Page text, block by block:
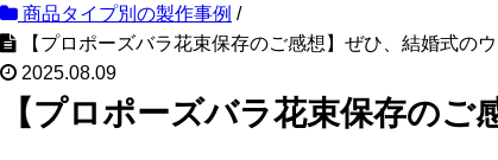
商品タイプ別の製作事例 /
【プロポーズバラ花束保存のご感想】ぜひ、結婚式の
2025.08.09
【プロポーズバラ花束保存の